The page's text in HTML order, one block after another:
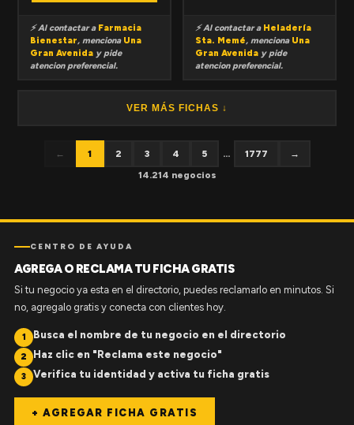
⚡ Al contactar a Farmacia
Bienestar, menciona Una
Gran Avenida y pide
atencion preferencial.
⚡ Al contactar a Heladería
Sta. Memé, menciona Una
Gran Avenida y pide
atencion preferencial.
VER MÁS FICHAS ↓
← 1 2 3 4 5 ... 1777
→
14.214 negocios
CENTRO DE AYUDA
AGREGA O RECLAMA TU FICHA GRATIS
Si tu negocio ya esta en el directorio, puedes reclamarlo en minutos. Si
no, agregalo gratis y conecta con clientes hoy.
1 Busca el nombre de tu negocio en el directorio
2 Haz clic en "Reclama este negocio"
3 Verifica tu identidad y activa tu ficha gratis
+ AGREGAR FICHA GRATIS